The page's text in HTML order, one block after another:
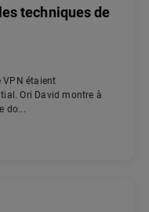
techniques de
VPN étaient
Ori David montre à
do...